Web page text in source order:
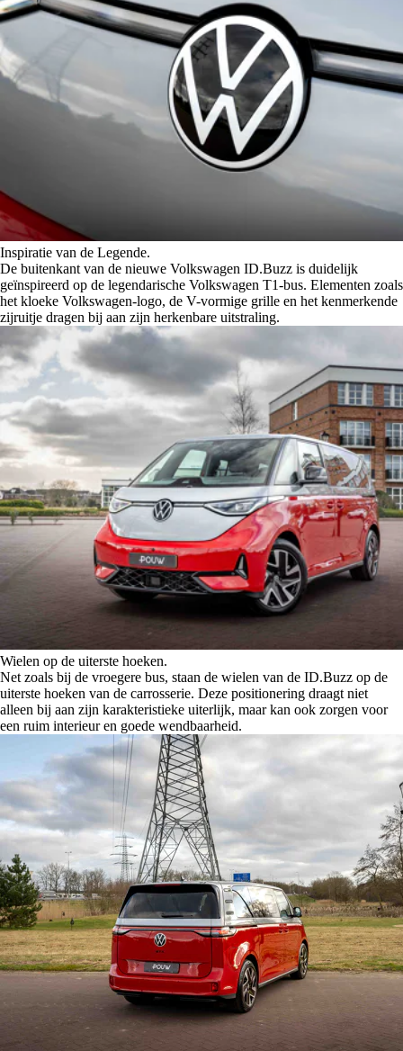
⁠Inspiratie van de Legende.
De buitenkant van de nieuwe Volkswagen ID.Buzz is duidelijk
geïnspireerd op de legendarische Volkswagen T1-bus. Elementen zoals
het kloeke Volkswagen-logo, de V-vormige grille en het kenmerkende
zijruitje dragen bij aan zijn herkenbare uitstraling.
Wielen op de uiterste hoeken.
Net zoals bij de vroegere bus, staan de wielen van de ID.Buzz op de
uiterste hoeken van de carrosserie. Deze positionering draagt niet
alleen bij aan zijn karakteristieke uiterlijk, maar kan ook zorgen voor
een ruim interieur en goede wendbaarheid.